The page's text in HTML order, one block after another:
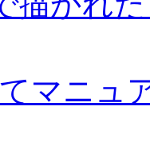
マニュ